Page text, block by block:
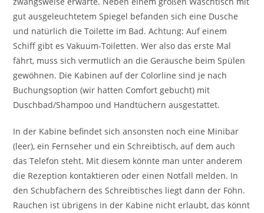
gut ausgeleuchtetem Spiegel befanden sich eine Dusche
und natürlich die Toilette im Bad. Achtung: Auf einem
Schiff gibt es Vakuum-Toiletten. Wer also das erste Mal
fährt, muss sich vermutlich an die Geräusche beim Spülen
gewöhnen. Die Kabinen auf der Colorline sind je nach
Buchungsoption (wir hatten Comfort gebucht) mit
Duschbad/Shampoo und Handtüchern ausgestattet.
In der Kabine befindet sich ansonsten noch eine Minibar
(leer), ein Fernseher und ein Schreibtisch, auf dem auch
das Telefon steht. Mit diesem könnte man unter anderem
die Rezeption kontaktieren oder einen Notfall melden. In
den Schubfächern des Schreibtisches liegt dann der Föhn.
Rauchen ist übrigens in der Kabine nicht erlaubt, das könnt